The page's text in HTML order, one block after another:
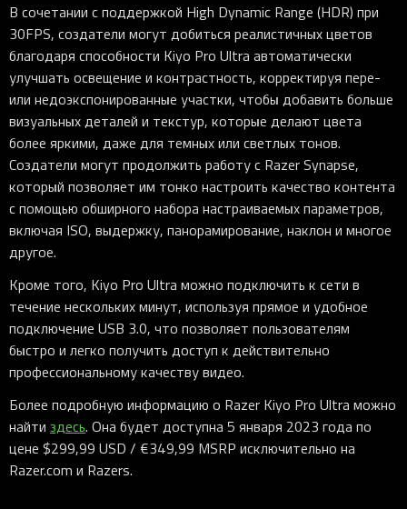
В сочетании с поддержкой High Dynamic Range (HDR) при
30FPS, создатели могут добиться реалистичных цветов
благодаря способности Kiyo Pro Ultra автоматически
улучшать освещение и контрастность, корректируя пере-
или недоэкспонированные участки, чтобы добавить больше
визуальных деталей и текстур, которые делают цвета
более яркими, даже для темных или светлых тонов.
Создатели могут продолжить работу с Razer Synapse,
который позволяет им тонко настроить качество контента
с помощью обширного набора настраиваемых параметров,
включая ISO, выдержку, панорамирование, наклон и многое
другое.
Кроме того, Kiyo Pro Ultra можно подключить к сети в
течение нескольких минут, используя прямое и удобное
подключение USB 3.0, что позволяет пользователям
быстро и легко получить доступ к действительно
профессиональному качеству видео.
Более подробную информацию о Razer Kiyo Pro Ultra можно
найти здесь. Она будет доступна 5 января 2023 года по
цене $299,99 USD / €349,99 MSRP исключительно на
Razer.com и Razers.